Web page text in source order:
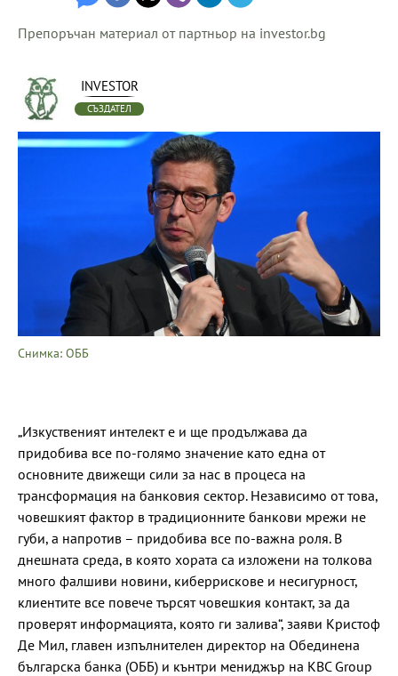
Препоръчан материал от партньор на investor.bg
INVESTOR
СЪЗДАТЕЛ
Снимка: ОББ
„Изкуственият интелект е и ще продължава да
придобива все по-голямо значение като една от
основните движещи сили за нас в процеса на
трансформация на банковия сектор. Независимо от това,
човешкият фактор в традиционните банкови мрежи не
губи, а напротив – придобива все по-важна роля. В
днешната среда, в която хората са изложени на толкова
много фалшиви новини, киберрискове и несигурност,
клиентите все повече търсят човешкия контакт, за да
проверят информацията, която ги залива“, заяви Кристоф
Де Мил, главен изпълнителен директор на Обединена
българска банка (ОББ) и кънтри мениджър на KBC Group